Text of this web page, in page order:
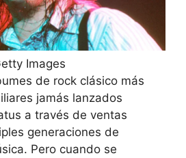
Images
de rock clásico más
jamás lanzados
a través de ventas
generaciones de
Pero cuando se